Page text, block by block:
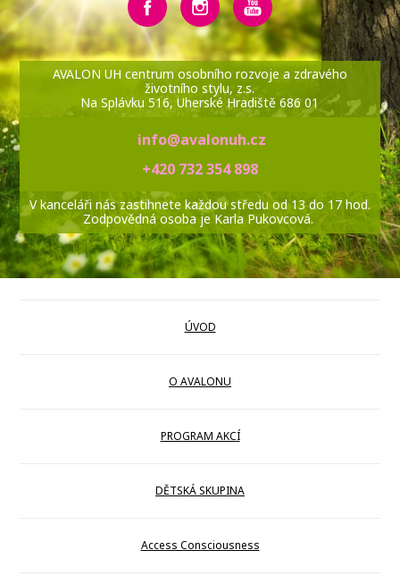
AVALON UH centrum osobního rozvoje a zdravého
životního stylu, z.s.
Na Splávku 516, Uherské Hradiště 686 01
info@avalonuh.cz
+420 732 354 898
V kanceláři nás zastihnete každou středu od 13 do 17 hod.
Zodpovědná osoba je Karla Pukovcová.
ÚVOD
O AVALONU
PROGRAM AKCÍ
DĚTSKÁ SKUPINA
Access Consciousness